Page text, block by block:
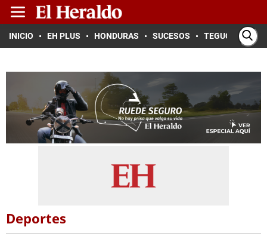
INICIO EH PLUS HONDURAS SUCESOS TEGUCIGALPA
Deportes